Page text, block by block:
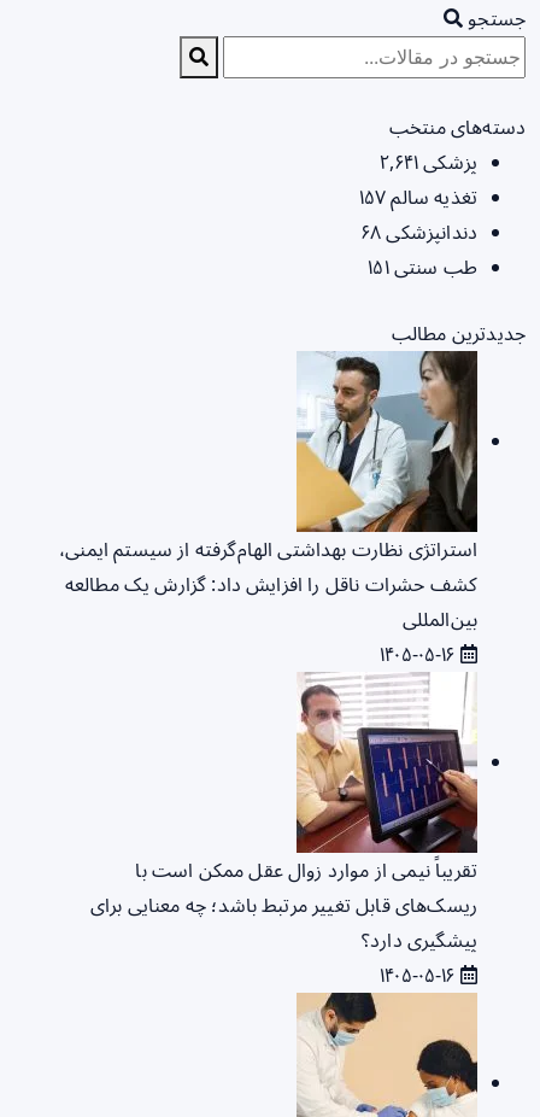
جستجو
دسته‌های منتخب
پزشکی۲,۶۴۱
تغذیه سالم۱۵۷
دندانپزشکی۶۸
طب سنتی۱۵۱
جدیدترین مطالب
استراتژی نظارت بهداشتی الهام‌گرفته از سیستم ایمنی،
کشف حشرات ناقل را افزایش داد: گزارش یک مطالعه
بین‌المللی
تقریباً نیمی از موارد زوال عقل ممکن است با
ریسک‌های قابل تغییر مرتبط باشد؛ چه معنایی برای
پیشگیری دارد؟